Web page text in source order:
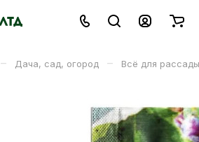
– Дача, сад, огород – Всё для рассады